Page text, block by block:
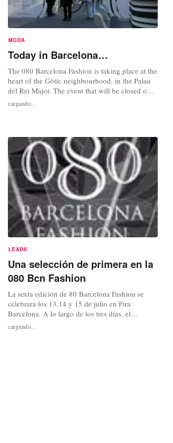
MODA
Today in Barcelona…
The 080 Barcelona Fashion is taking place at the
heart of the Gòtic neighbourhood, in the Palau
del Rei Major. The event that will be closed on
Saturday with a masterclass from the iconic
designer Pierre Cardin, involves designers and
cargando...
LEADS
Una selección de primera en la
080 Bcn Fashion
La sexta edición de 80 Barcelona Fashion se
celebrará los 13,14 y 15 de julio en Fira
Barcelona. A lo largo de los tres días, el
pabellón 1 y la Plaça del Univers albergarán este
evento que contará con un calendario de desfiles
cargando...